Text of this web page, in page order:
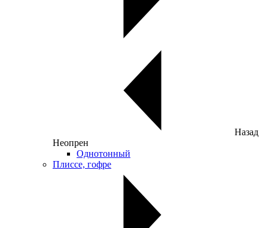
Назад
Неопрен
Однотонный
Плиссе, гофре